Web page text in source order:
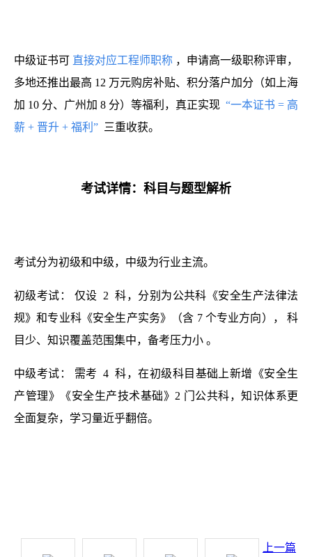
中级证书可 直接对应工程师职称 ，申请高一级职称评审，
多地还推出最高 12 万元购房补贴、积分落户加分（如上海
加 10 分、广州加 8 分）等福利，真正实现 “一本证书 = 高
薪 + 晋升 + 福利” 三重收获。
考试详情：科目与题型解析
考试分为初级和中级，中级为行业主流。
初级考试： 仅设 2 科，分别为公共科《安全生产法律法
规》和专业科《安全生产实务》（含 7 个专业方向），
科
目少、知识覆盖范围集中，备考压力小 。
中级考试： 需考 4 科，在初级科目基础上新增《安全生
产管理》《安全生产技术基础》2 门公共科，知识体系更
全面复杂，学习量近乎翻倍。
上一篇